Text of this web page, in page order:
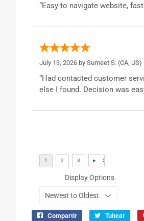
“Easy to navigate website,
July 13, 2026 by Sumeet S. (CA, US)
“Had contacted customer
else I found. Decision was
Display Options
Compartir Tuitear